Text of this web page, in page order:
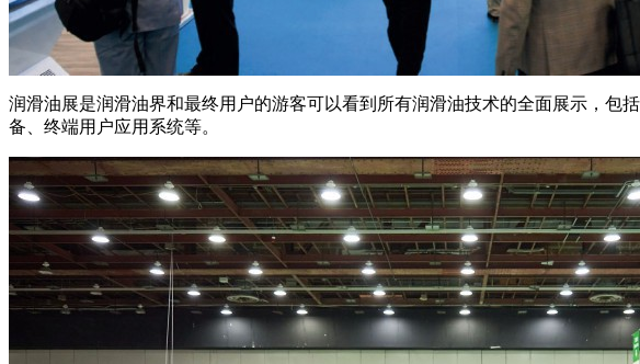
润滑油展是润滑油界和最终用户的游客可以看到所有润滑油技术的全面展示，
备、终端用户应用系统等。